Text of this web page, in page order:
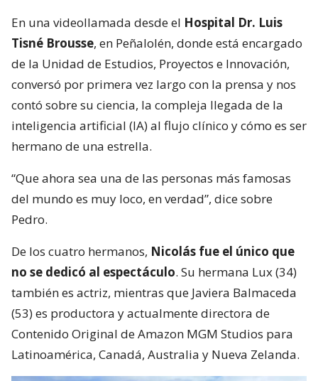
En una videollamada desde el Hospital Dr. Luis
Tisné Brousse, en Peñalolén, donde está encargado
de la Unidad de Estudios, Proyectos e Innovación,
conversó por primera vez largo con la prensa y nos
contó sobre su ciencia, la compleja llegada de la
inteligencia artificial (IA) al flujo clínico y cómo es ser
hermano de una estrella.
“Que ahora sea una de las personas más famosas
del mundo es muy loco, en verdad”, dice sobre
Pedro.
De los cuatro hermanos, Nicolás fue el único que
no se dedicó al espectáculo. Su hermana Lux (34)
también es actriz, mientras que Javiera Balmaceda
(53) es productora y actualmente directora de
Contenido Original de Amazon MGM Studios para
Latinoamérica, Canadá, Australia y Nueva Zelanda.